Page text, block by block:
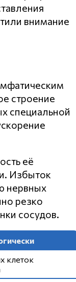
внимание
строение
специальной
её
Избыток
нервных
резко
сосудов.
клеток